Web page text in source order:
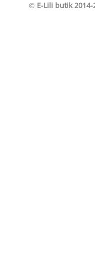
© E-Lili butik 2014-